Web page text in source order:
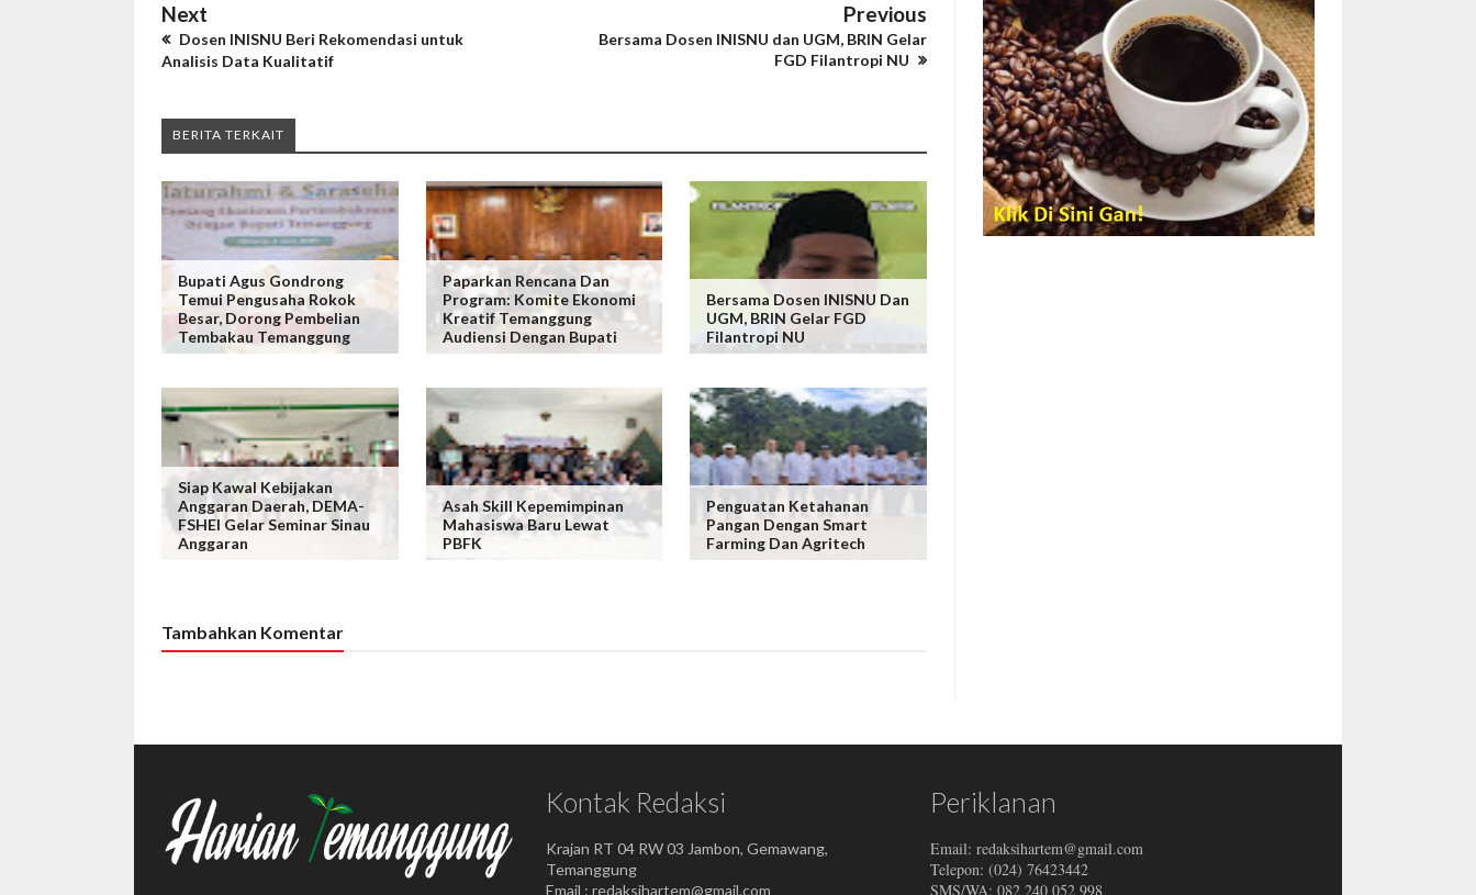
Next
Dosen INISNU Beri Rekomendasi untuk
Analisis Data Kualitatif
Previous
Bersama Dosen INISNU dan UGM, BRIN Gelar
FGD Filantropi NU
BERITA TERKAIT
Bupati Agus Gondrong
Temui Pengusaha Rokok
Besar, Dorong Pembelian
Tembakau Temanggung
Paparkan Rencana Dan
Program: Komite Ekonomi
Kreatif Temanggung
Audiensi Dengan Bupati
Bersama Dosen INISNU Dan
UGM, BRIN Gelar FGD
Filantropi NU
Siap Kawal Kebijakan
Anggaran Daerah, DEMA-
FSHEI Gelar Seminar Sinau
Anggaran
Asah Skill Kepemimpinan
Mahasiswa Baru Lewat
PBFK
Penguatan Ketahanan
Pangan Dengan Smart
Farming Dan Agritech
Tambahkan Komentar
Kontak Redaksi
Krajan RT 04 RW 03 Jambon, Gemawang,
Temanggung
Email : redaksihartem@gmail.com
Periklanan
Email: redaksihartem@gmail.com
Telepon: (024) 76423442
SMS/WA: 082 240 052 998